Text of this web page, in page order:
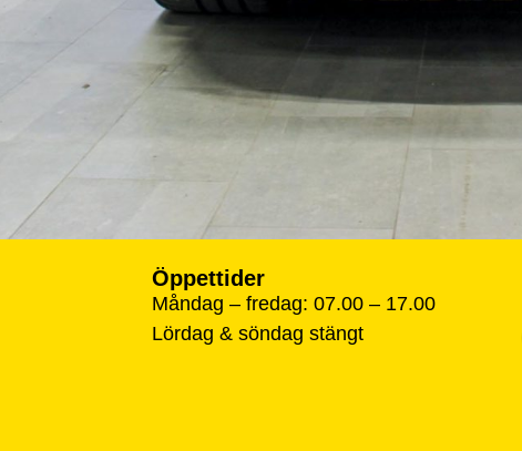
Öppettider
Måndag – fredag: 07.00 – 17.00
Lördag & söndag stängt